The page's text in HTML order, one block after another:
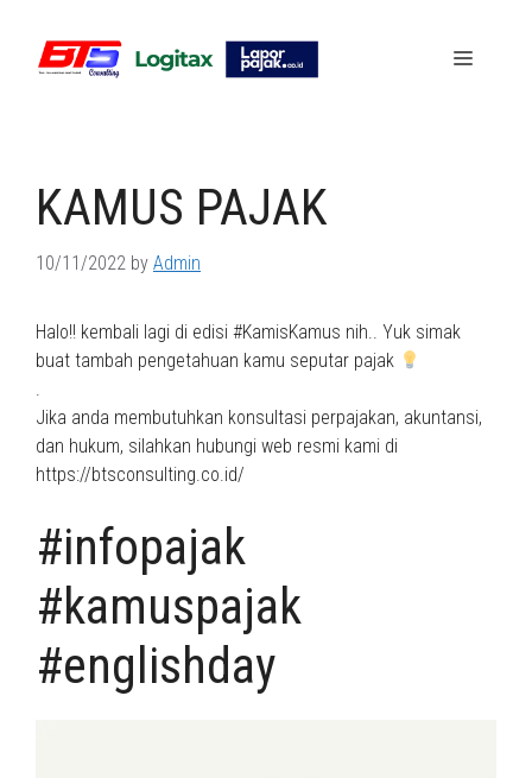
content
Menu
KAMUS PAJAK
10/11/2022 by Admin
Halo!! kembali lagi di edisi #KamisKamus nih.. Yuk simak
buat tambah pengetahuan kamu seputar pajak
.
Jika anda membutuhkan konsultasi perpajakan, akuntansi,
dan hukum, silahkan hubungi web resmi kami di
https://btsconsulting.co.id/
#infopajak
#kamuspajak
#englishday